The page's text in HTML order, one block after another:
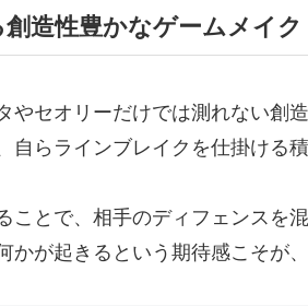
造性豊かなゲームメイク
やセオリーだけでは測れない創
自らラインブレイクを仕掛ける
ことで、相手のディフェンスを
かが起きるという期待感こそが